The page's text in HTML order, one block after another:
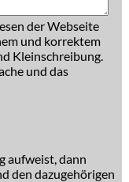
der Webseite
und korrektem
Kleinschreibung.
und das
aufweist, dann
den dazugehörigen